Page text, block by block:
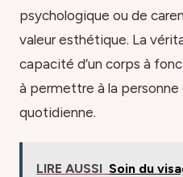
psychologique ou de
valeur esthétique. La
capacité d’un corps à
à permettre à la personne
quotidienne.
LIRE AUSSI Soin du